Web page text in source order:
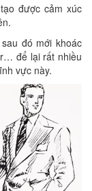
được cảm xúc
đó mới khoác
để lại rất nhiều
vực này.